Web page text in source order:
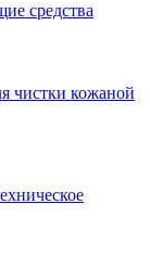
средства
чистки кожаной